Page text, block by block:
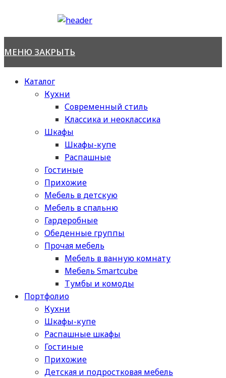
МЕНЮ ЗАКРЫТЬ
Каталог
Кухни
Современный стиль
Классика и неоклассика
Шкафы
Шкафы-купе
Распашные
Гостиные
Прихожие
Мебель в детскую
Мебель в спальню
Гардеробные
Обеденные группы
Прочая мебель
Мебель в ванную комнату
Мебель Smartcube
Тумбы и комоды
Портфолио
Кухни
Шкафы-купе
Распашные шкафы
Гостиные
Прихожие
Детская и подростковая мебель